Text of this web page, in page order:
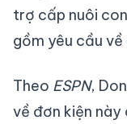
trợ cấp nuôi
gồm yêu cầu
Theo ESPN,
về đơn kiện